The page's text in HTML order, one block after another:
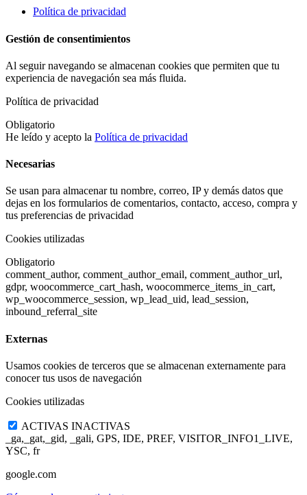
Política de privacidad
Gestión de consentimientos
Al seguir navegando se almacenan cookies que permiten que tu
experiencia de navegación sea más fluida.
Política de privacidad
Obligatorio
He leído y acepto la Política de privacidad
Necesarias
Se usan para almacenar tu nombre, correo, IP y demás datos que
dejas en los formularios de comentarios, contacto, acceso, compra y
tus preferencias de privacidad
Cookies utilizadas
Obligatorio
comment_author, comment_author_email, comment_author_url,
gdpr, woocommerce_cart_hash, woocommerce_items_in_cart,
wp_woocommerce_session, wp_lead_uid, lead_session,
inbound_referral_site
Externas
Usamos cookies de terceros que se almacenan externamente para
conocer tus usos de navegación
Cookies utilizadas
ACTIVAS INACTIVAS
_ga,_gat,_gid, _gali, GPS, IDE, PREF, VISITOR_INFO1_LIVE,
YSC, fr
google.com